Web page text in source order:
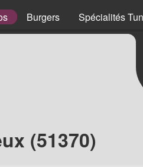
Burgers Spécialités
(51370)